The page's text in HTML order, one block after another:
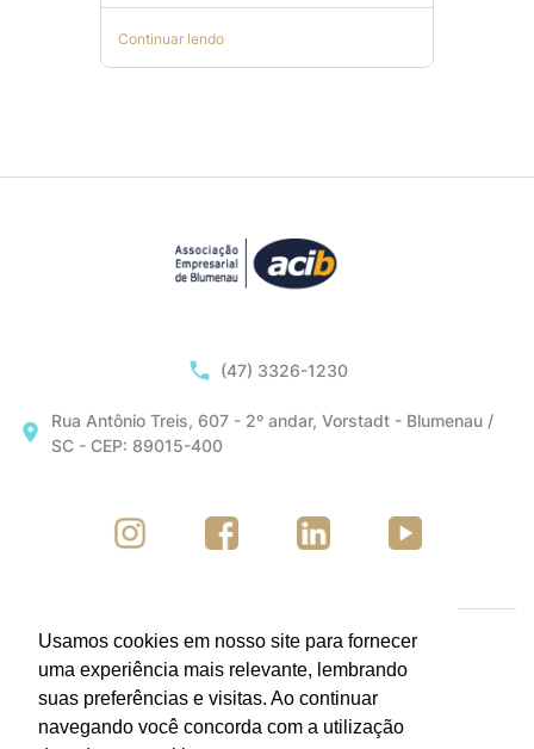
Continuar lendo
(47) 3326-1230
Rua Antônio Treis, 607 - 2º andar, Vorstadt - Blumenau /
SC - CEP: 89015-400
Usamos cookies em nosso site para fornecer
uma experiência mais relevante, lembrando
suas preferências e visitas. Ao continuar
navegando você concorda com a utilização